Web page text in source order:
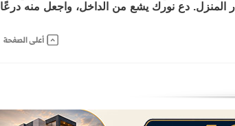
المنزل. دع نورك يشع من الداخل، واجعل منه درعًا